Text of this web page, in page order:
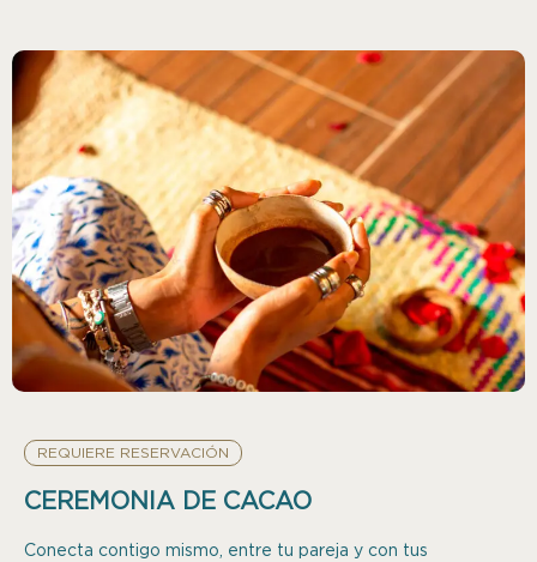
REQUIERE RESERVACIÓN
CEREMONIA DE CACAO
Conecta contigo mismo, entre tu pareja y con tus